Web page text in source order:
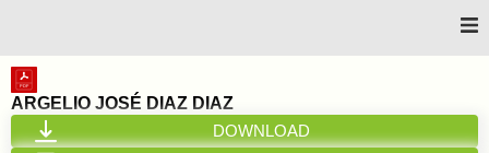
Inicio
Nosotros
ARGELIO JOSÉ DIAZ DIAZ
DOWNLOAD